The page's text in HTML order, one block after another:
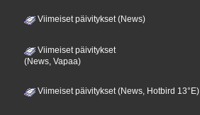
Viimeiset päivitykset (News)
Viimeiset päivitykset
(News, Vapaa)
Viimeiset päivitykset (News, Hotbird 13°E)